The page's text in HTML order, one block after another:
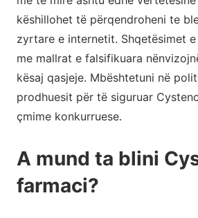
këshillohet të përqendroheni te
zyrtare e internetit. Shqetësimet
me mallrat e falsifikuara
kësaj qasjeje. Mbështetuni në
prodhuesit për të siguruar
çmime konkurruese.
A mund ta blini
farmaci?